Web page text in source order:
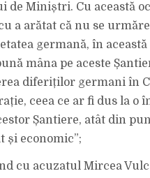
de Miniștri. Cu această
a arătat că nu se
germană, în
mâna pe aceste
diferiților germani în
ceea ce ar fi dus la o
Șantiere, atât din
și economic”;
cu acuzatul Mircea